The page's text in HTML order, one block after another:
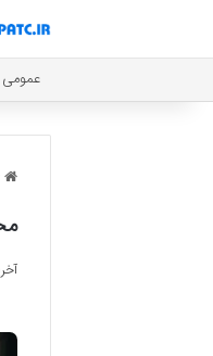
عمومی